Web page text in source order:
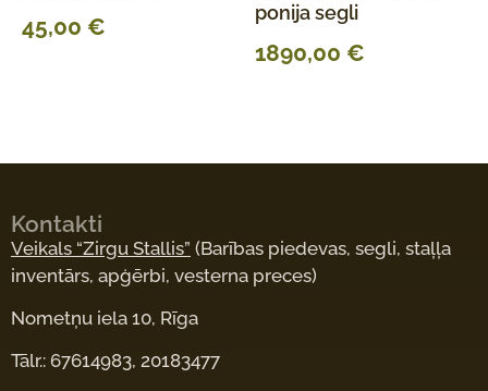
45,00 €
ponija segli
1890,00 €
Kontakti
Veikals “Zirgu Stallis” (Barības piedevas, segli, staļļa
inventārs, apģērbi, vesterna preces)
Nometņu iela 10, Rīga
Tālr.: 67614983, 20183477